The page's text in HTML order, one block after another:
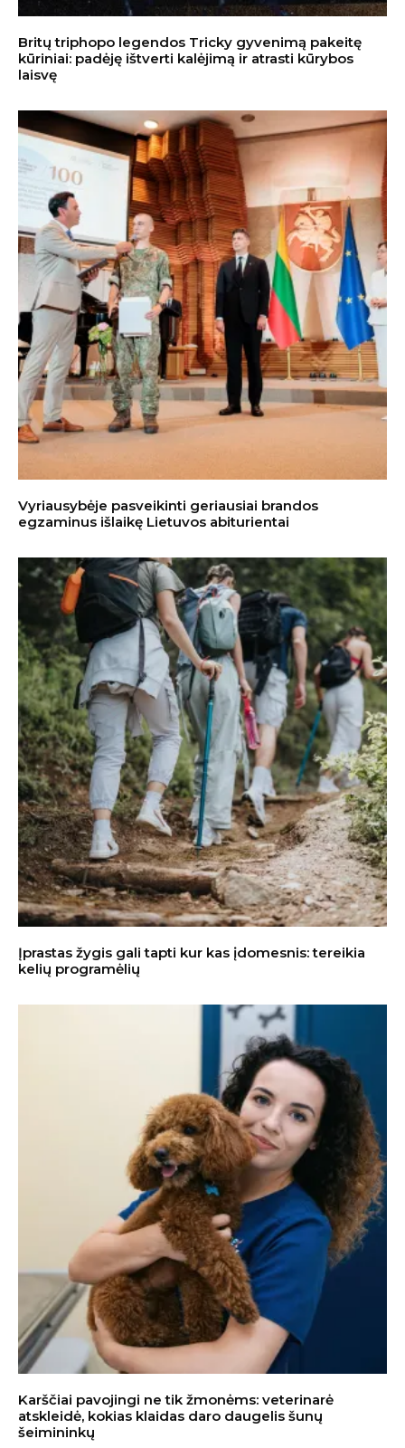
Britų triphopo legendos Tricky gyvenimą pakeitę
kūriniai: padėję ištverti kalėjimą ir atrasti kūrybos
laisvę
Vyriausybėje pasveikinti geriausiai brandos
egzaminus išlaikę Lietuvos abiturientai
Įprastas žygis gali tapti kur kas įdomesnis: tereikia
kelių programėlių
Karščiai pavojingi ne tik žmonėms: veterinarė
atskleidė, kokias klaidas daro daugelis šunų
šeimininkų